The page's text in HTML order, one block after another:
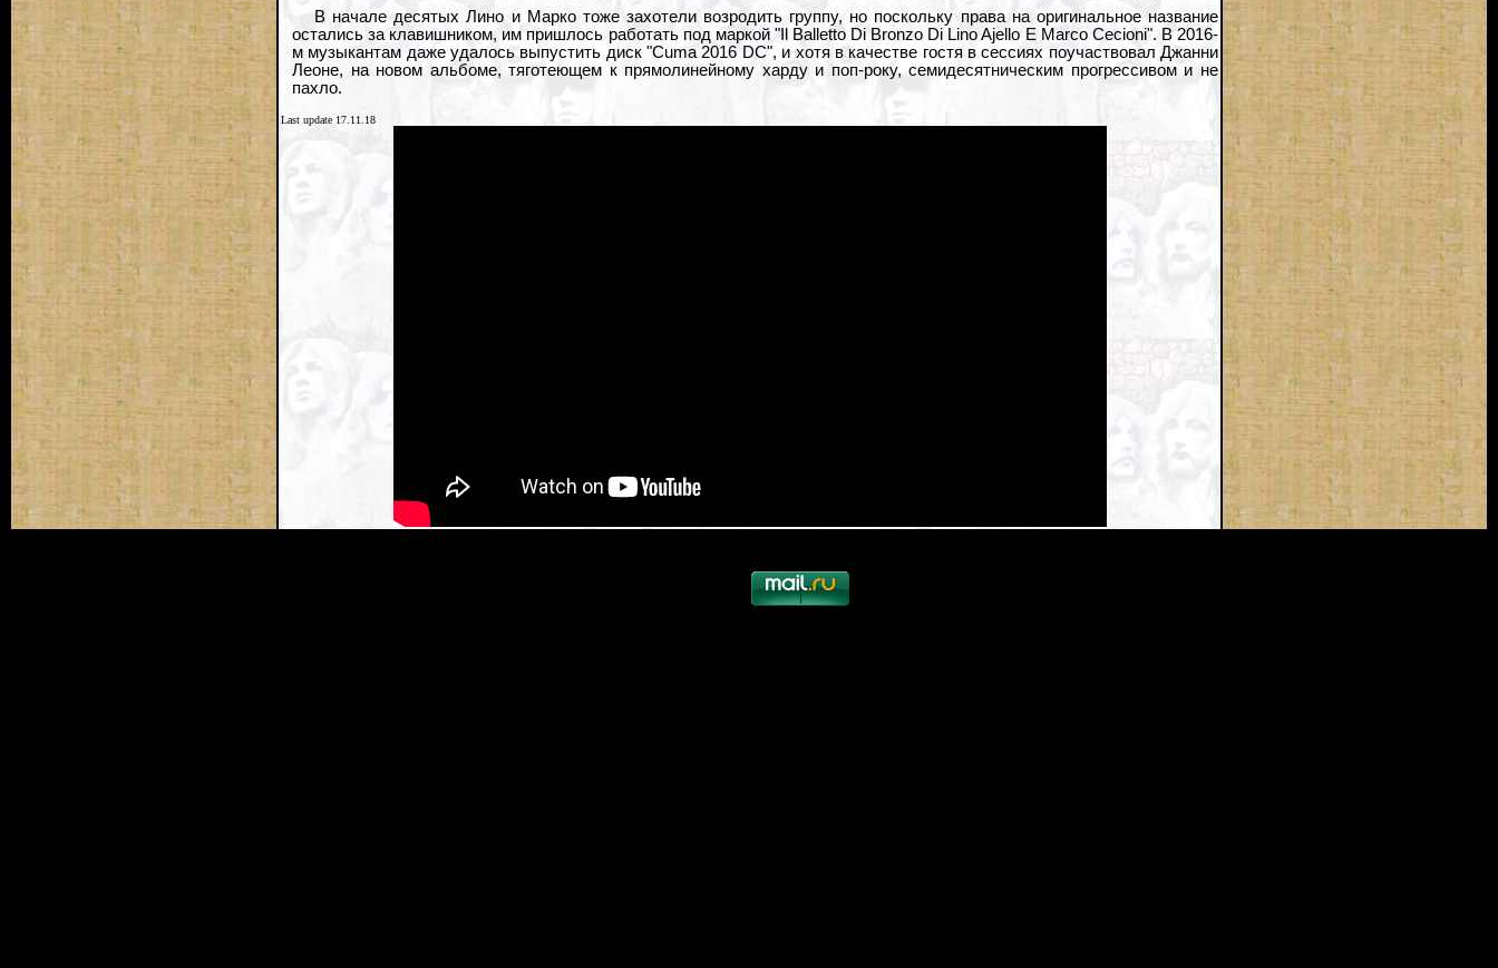
В начале десятых Лино и Марко тоже захотели возродить группу, но поскольку права на оригинальное название
остались за клавишником, им пришлось работать под маркой "Il Balletto Di Bronzo Di Lino Ajello E Marco Cecioni". В 2016-
м музыкантам даже удалось выпустить диск "Cuma 2016 DC", и хотя в качестве гостя в сессиях поучаствовал Джанни
Леоне, на новом альбоме, тяготеющем к прямолинейному харду и поп-року, семидесятническим прогрессивом и не
пахло.
Last update 17.11.18